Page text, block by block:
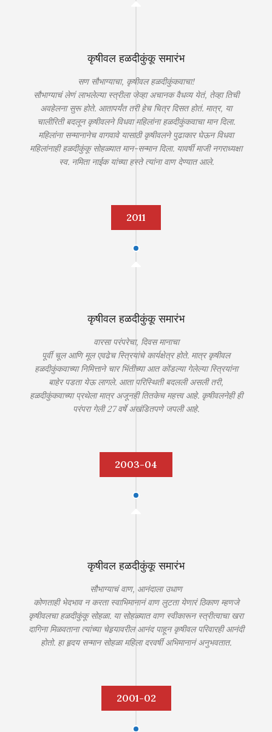
कृषीवल हळदीकुंकू समारंभ
सण सौभाग्याचा, कृषीवल हळदीकुंकवाचा!
सौभाग्याचं लेणं लाभलेल्या स्त्रीला जेव्हा अचानक वैधव्य येतं, तेव्हा तिची
अवहेलना सुरू होते. आतापर्यंत तरी हेच चित्र दिसत होतं. मात्र, या
चालीरिती बदलून कृषीवलने विधवा महिलांना हळदीकुंकवाचा मान दिला.
महिलांना सन्मानानेच वागवावे यासाठी कृषीवलने पुढाकार घेऊन विधवा
महिलांनाही हळदीकुंकू सोहळ्यात मान-सन्मान दिला. यावर्षी माजी नगराध्यक्षा
स्व. नमिता नाईक यांच्या हस्ते त्यांना वाण देण्यात आले.
2011
कृषीवल हळदीकुंकू समारंभ
वारसा परंपरेचा, दिवस मानाचा
पूर्वी चूल आणि मूल एवढेच स्त्रियांचे कार्यक्षेत्र होते. मात्र कृषीवल
हळदीकुंकवाच्या निमित्ताने चार भिंतीच्या आत कोंडल्या गेलेल्या स्त्रियांना
बाहेर पडता येऊ लागले. आता परिस्थिती बदलली असली तरी,
हळदीकुंकवाच्या प्रथेला मात्र अजूनही तितकेच महत्त्व आहे. कृषीवलनेही ही
परंपरा गेली 27 वर्षे अखंडितपणे जपली आहे.
2003-04
कृषीवल हळदीकुंकू समारंभ
सौभाग्याचं वाण, आनंदाला उधाण
कोणताही भेदभाव न करता स्वाभिमानानं वाण लुटता येणारं ठिकाण म्हणजे
कृषीवलचा हळदीकुंकू सोहळा. या सोहळ्यात वाण स्वीकारून स्त्रीत्वाचा खरा
दागिना मिळवताना त्यांच्या चेहर्‍यावरील आनंद पाहून कृषीवल परिवारही आनंदी
होतो. हा हृदय सन्मान सोहळा महिला दरवर्षी अभिमानानं अनुभवतात.
2001-02